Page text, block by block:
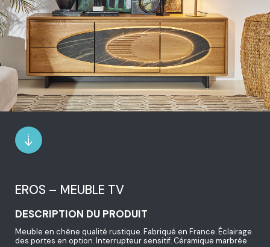
EROS – MEUBLE TV
DESCRIPTION DU PRODUIT
Meuble en chêne qualité rustique. Fabriqué en France. Éclairage
des portes en option. Interrupteur sensitif. Céramique marbrée.